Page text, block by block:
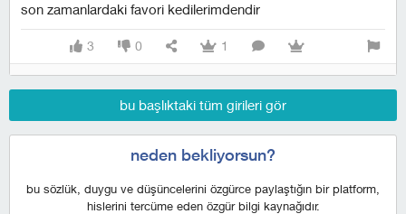
son zamanlardaki favori kedilerimdendir
3 0 1
bu başlıktaki tüm girileri gör
neden bekliyorsun?
bu sözlük, duygu ve düşüncelerini özgürce paylaştığın bir platform,
hislerini tercüme eden özgür bilgi kaynağıdır.